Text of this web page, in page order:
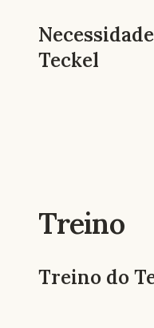
Teckel
Treino
Treino do